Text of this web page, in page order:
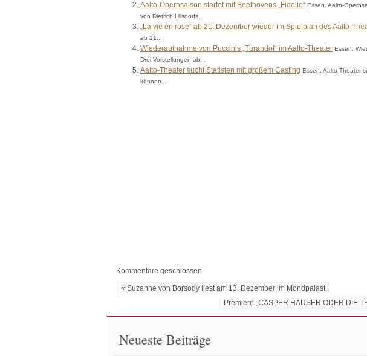
Aalto-Opernsaison startet mit Beethovens „Fidelio“ Essen. Aalto-
von Dietrich Hilsdorfs...
„La vie en rose“ ab 21. Dezember wieder im Spielplan des Aalto-
ab 21....
Wiederaufnahme von Puccinis „Turandot“ im Aalto-Theater Essen.
Drei Vorstellungen ab...
Aalto-Theater sucht Statisten mit großem Casting Essen. Aalto-Theater
können...
Kommentare geschlossen
« Suzanne von Borsody liest am 13. Dezember im Mondpalast
Premiere „CASPER HAUSER ODER DIE
Neueste Beiträge